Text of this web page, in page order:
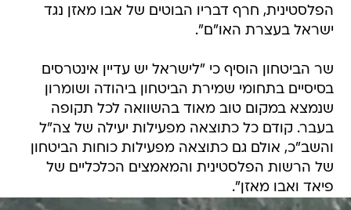
הפלסטינית, חרף דבריו הבוטים של אבו מאזן נגד
ישראל בעצרת האו"ם".
שר הביטחון הוסיף כי "לישראל יש עדיין אינטרסים
בסיסיים בתחומי שמירת הביטחון ביהודה ושומרון
שנמצא במקום טוב מאוד בהשוואה לכל תקופה
בעבר. קודם כל כתוצאה מפעילות יעילה של צה"ל
והשב"כ, אולם גם כתוצאה מפעילות כוחות הביטחון
של הרשות הפלסטינית והמאמצים הכלכליים של
פיאד ואבו מאזן".